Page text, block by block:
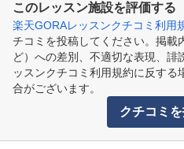
このレッスン施設を評価する
楽天GORAレッスンクチコミ利用
チコミを投稿してください。掲載
ど）への差別、不適切な表現、誹
ッスンクチコミ利用規約に反す
合がございます。
クチコミ